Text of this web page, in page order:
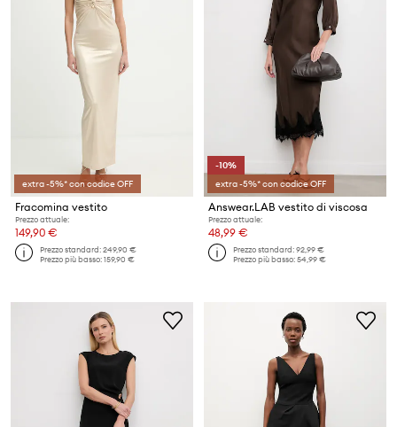
extra -5%* con codice OFF
Fracomina vestito
Prezzo attuale:
149,90 €
Prezzo standard:249,90 €
Prezzo più basso:159,90 €
-10%
extra -5%* con codice OFF
Answear.LAB vestito di viscosa
Prezzo attuale:
48,99 €
Prezzo standard:92,99 €
Prezzo più basso:54,99 €